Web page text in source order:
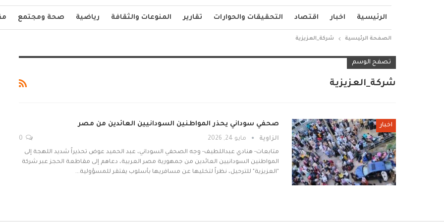
الرئيسية اخبار اقتصاد التحقيقات والحوارات تقارير المنوعات والثقافة رياضية صحة ومجتمع
الصفحة الرئيسية شركة_العزيزية
تصفح الوسم
شركة_العزيزية
اخبار صحفي سوداني يحذر المواطنين السودانيين العائدين من مصر
الزاوية مايو 24, 2026
متابعات- هنادي عبداللطيف- وجه الصحفي السوداني، عبد الحميد عوض تحذيراً شديد اللهجة إلى
المواطنين السودانيين العائدين من جمهورية مصر العربية، دعاهم إلى مقاطعة الحجز عبر شركة
"العزيزية" للترحيل، نظراً لتخليها عن مسافريها بأسلوب يفتقر للمسؤولية…